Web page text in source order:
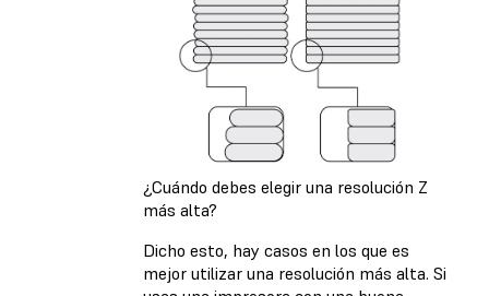
¿Cuándo debes elegir una resolución Z
más alta?
Dicho esto, hay casos en los que es
mejor utilizar una resolución más alta. Si